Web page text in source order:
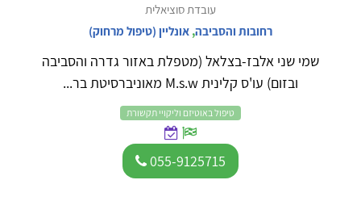
עובדת סוציאלית
רחובות והסביבה, אונליין (טיפול מרחוק)
שמי שני אלבז-בצלאל (מטפלת באזור גדרה והסביבה
ובזום) עו'ס קלינית M.s.w מאוניברסיטת בר...
טיפול באוטיזם וליקויי תקשורת
055-9125715